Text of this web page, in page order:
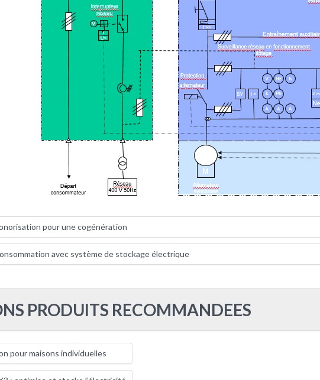
pour une cogénération
avec système de stockage électrique
PRODUITS RECOMMANDEES
pour maisons individuelles